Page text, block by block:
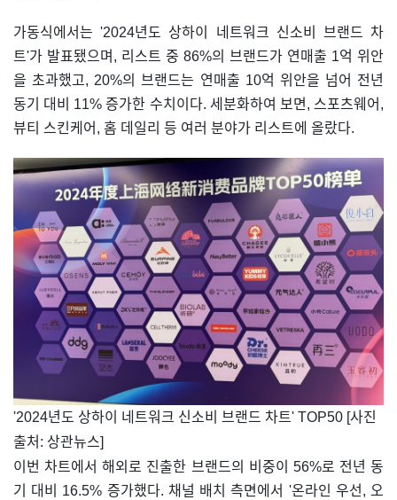
가동식에서는 '2024년도 상하이 네트워크 신소비 브랜드 차
트'가 발표됐으며, 리스트 중 86%의 브랜드가 연매출 1억 위안
을 초과했고, 20%의 브랜드는 연매출 10억 위안을 넘어 전년
동기 대비 11% 증가한 수치이다. 세분화하여 보면, 스포츠웨어,
뷰티 스킨케어, 홈 데일리 등 여러 분야가 리스트에 올랐다.
'2024년도 상하이 네트워크 신소비 브랜드 차트' TOP50 [사진
출처: 상관뉴스]
이번 차트에서 해외로 진출한 브랜드의 비중이 56%로 전년 동
기 대비 16.5% 증가했다. 채널 배치 측면에서 '온라인 우선, 오